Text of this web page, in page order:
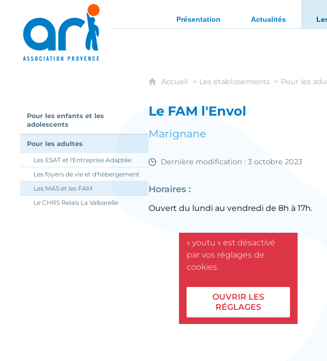
ARI - Association régionale pour l'intégration des personnes en
Présentation Actualités
Pour les enfants et les
adolescents
Pour les adultes
Les ESAT et l'Entreprise Adaptée
Les foyers de vie et d'hébergement
Les MAS et les FAM
Le CHRS Relais La Valbarelle
Accueil Les établissements Pour les
Le FAM l'Envol
Marignane
Dernière modification : 3 octobre 2023
Horaires :
Ouvert du lundi au vendredi de 8h à 17h.
« youtu » est désactivé
par vos réglages de
cookies.
OUVRIR LES
RÉGLAGES